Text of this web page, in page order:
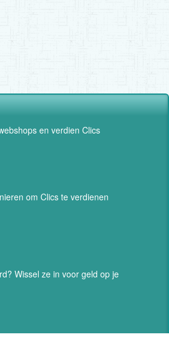
en verdien Clics
om Clics te verdienen
Wissel ze in voor geld op je